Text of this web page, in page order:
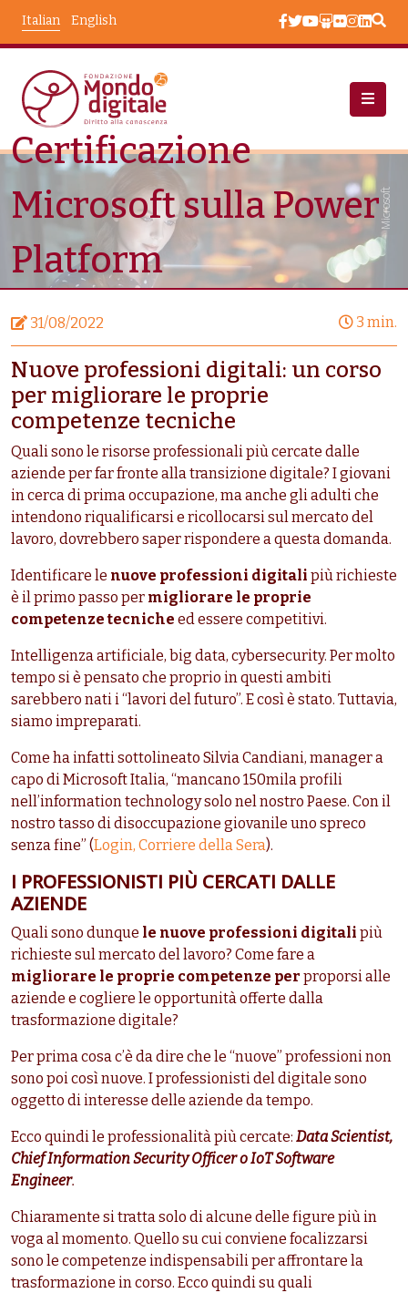
English
Italian
Notizie
Certificazione Microsoft Sulla Power Platform
Microsoft
Certificazione
Microsoft sulla Power
Platform
31/08/2022 3 min.
Nuove professioni digitali: un corso
per migliorare le proprie
competenze tecniche
Quali sono le risorse professionali più cercate dalle
aziende per far fronte alla transizione digitale? I giovani
in cerca di prima occupazione, ma anche gli adulti che
intendono riqualificarsi e ricollocarsi sul mercato del
lavoro, dovrebbero saper rispondere a questa domanda.
Identificare le nuove professioni digitali più richieste
è il primo passo per migliorare le proprie
competenze tecniche ed essere competitivi.
Intelligenza artificiale, big data, cybersecurity. Per molto
tempo si è pensato che proprio in questi ambiti
sarebbero nati i “lavori del futuro”. E così è stato. Tuttavia,
siamo impreparati.
Come ha infatti sottolineato Silvia Candiani, manager a
capo di Microsoft Italia, “mancano 150mila profili
nell’information technology solo nel nostro Paese. Con il
nostro tasso di disoccupazione giovanile uno spreco
senza fine” (Login, Corriere della Sera).
I PROFESSIONISTI PIÙ CERCATI DALLE
AZIENDE
Quali sono dunque le nuove professioni digitali più
richieste sul mercato del lavoro? Come fare a
migliorare le proprie competenze per proporsi alle
aziende e cogliere le opportunità offerte dalla
trasformazione digitale?
Per prima cosa c’è da dire che le “nuove” professioni non
sono poi così nuove. I professionisti del digitale sono
oggetto di interesse delle aziende da tempo.
Ecco quindi le professionalità più cercate: Data Scientist,
Chief Information Security Officer o IoT Software
Engineer.
Chiaramente si tratta solo di alcune delle figure più in
voga al momento. Quello su cui conviene focalizzarsi
sono le competenze indispensabili per affrontare la
trasformazione in corso. Ecco quindi su quali